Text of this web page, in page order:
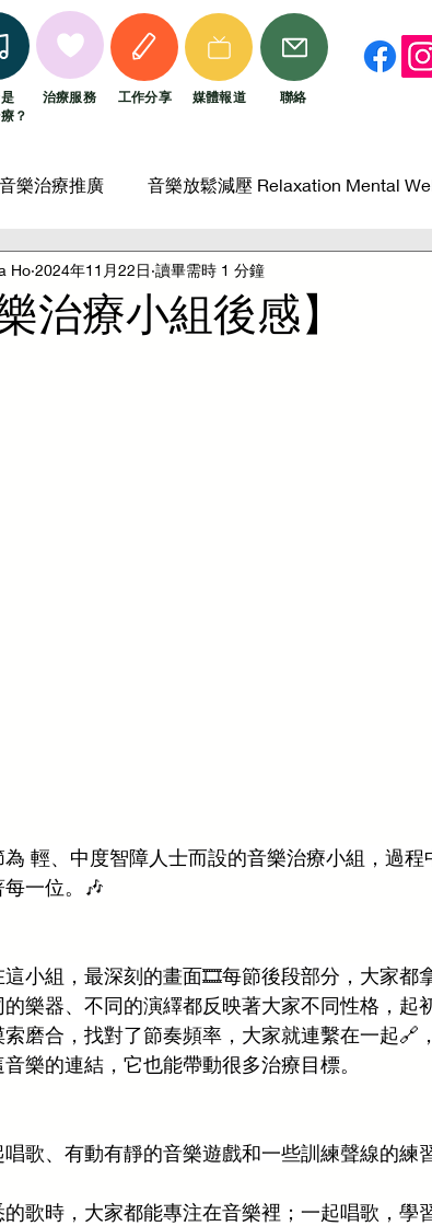
？
​媒體報道 聯絡
工作分享
​治療服務
樂治療推廣 音樂放鬆減壓 Relaxation Mental
青少年工作 Adolescents Work
治療小組後感】
Ho 2024年11月22日 讀畢需時 1 分鐘
為 輕、中度智障人士而設的音樂治療小組，過
一位。🎶
這小組，最深刻的畫面🎞️每節後段部分，大家都
樂器、不同的演繹都反映著大家不同性格，起
磨合，找對了節奏頻率，大家就連繫在一起🔗
樂的連結，它也能帶動很多治療目標。
歌、有動有靜的音樂遊戲和一些訓練聲線的練
歌時，大家都能專注在音樂裡；一起唱歌，學